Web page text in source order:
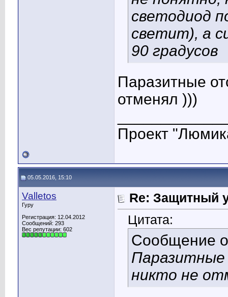
светодиод
светит), а
90 градусов
Паразитные
отменял )))
Проект
05.05.2016, 15:10
Valletos
Гуру
Регистрация: 12.04.2012
Сообщений: 293
Вес репутации: 602
Re: Защитный
Цитата:
Сообщение
никто не